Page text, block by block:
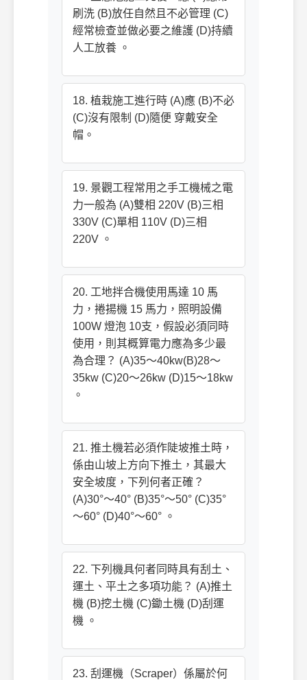
刷洗 (B)放任自然且不必管理 (C)
經常檢查並做必要之維護 (D)持續
人工放養 。
18. 植栽施工進行時 (A)應 (B)不必
(C)沒有限制 (D)隨便 穿戴安全
帽。
19. 景觀工程常用之手工機械之電
力一般為 (A)雙相 220V (B)三相
330V (C)單相 110V (D)三相
220V 。
20. 工地拌合機使用馬達 10 馬
力，捲揚機 15 馬力，照明設備
100W 燈泡 10支，假設必須同時
使用，則其概算電力應為多少最
為合理？ (A)35～40kw(B)28～
35kw (C)20～26kw (D)15～18kw
。
21. 推土機若必須作陡坡推土時，
係由山坡上方向下推土，其最大
安全坡度，下列何者正確？
(A)30°～40° (B)35°～50° (C)35°
～60° (D)40°～60° 。
22. 下列機具何者同時具有刮土、
運土、平土之多項功能？ (A)推土
機 (B)挖土機 (C)鋤土機 (D)刮運
機 。
23. 刮運機（Scraper）係屬於何